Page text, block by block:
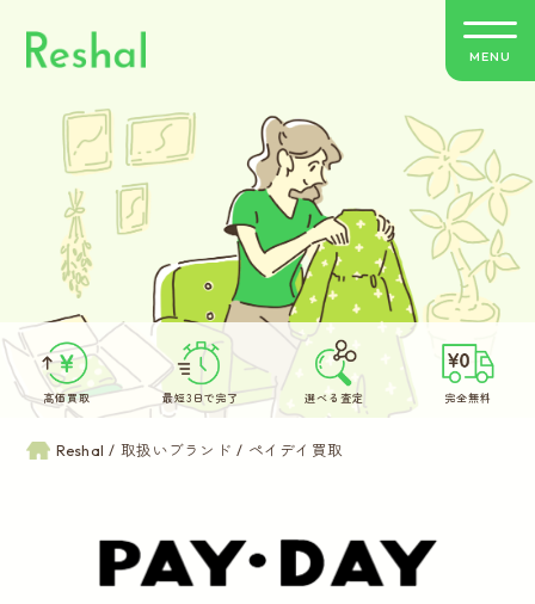
リシャールの特徴
買取方法のご案内
取扱いブランド
よくあるご質問
お客さまの声
運営会社
MENU
高価買取 最短3日で完了 選べる査定 完全無料
Reshal 取扱いブランド ペイデイ買取